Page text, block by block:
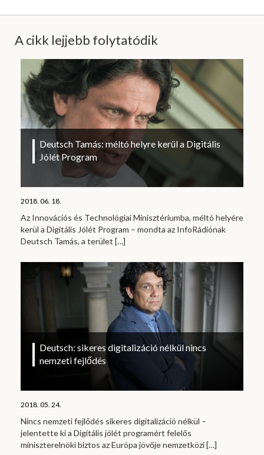
A cikk lejjebb folytatódik
Deutsch Tamás: méltó helyre kerül a Digitális
Jólét Program
2018. 06. 18.
Az Innovációs és Technológiai Minisztériumba, méltó helyére
kerül a Digitális Jólét Program – mondta az InfoRádiónak
Deutsch Tamás, a terület […]
Deutsch: sikeres digitalizáció nélkül nincs
nemzeti fejlődés
2018. 05. 24.
Nincs nemzeti fejlődés sikeres digitalizáció nélkül –
jelentette ki a Digitális jólét programért felelős
miniszterelnöki biztos az Európa jövője nemzetközi[…]